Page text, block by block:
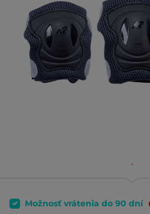
Možnosť vrátenia do 90 dní